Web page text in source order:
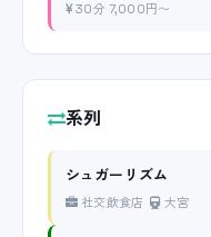
30分 7,000円〜
系列
シュガーリズム
社交飲食店 大宮